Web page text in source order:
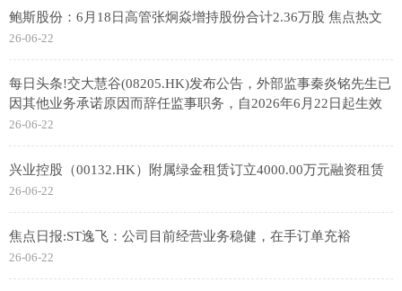
鲍斯股份：6月18日高管张炯焱增持股份合计2.36万股 焦点热文
26-06-22
每日头条!交大慧谷(08205.HK)发布公告，外部监事秦炎铭先生已
因其他业务承诺原因而辞任监事职务，自2026年6月22日起生效
26-06-22
兴业控股（00132.HK）附属绿金租赁订立4000.00万元融资租赁
26-06-22
焦点日报:ST逸飞：公司目前经营业务稳健，在手订单充裕
26-06-22